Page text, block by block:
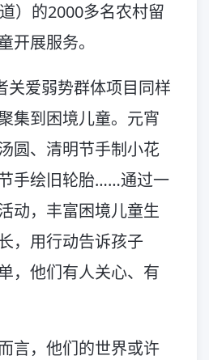
）的2000多名农村留
开展服务。
关爱弱势群体项目同样
集到困境儿童。元宵
圆、清明节手制小花
手绘旧轮胎……通过一
动，丰富困境儿童生
，用行动告诉孩子
，他们有人关心、有
言，他们的世界或许